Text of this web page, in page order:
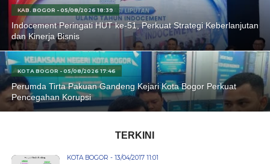
KAB. BOGOR - 05/08/2026 18:39
Indocement Peringati HUT ke-51, Perkuat Strategi Keberlanjutan
dan Kinerja Bisnis
KOTA BOGOR - 05/08/2026 17:46
Perumda Tirta Pakuan Gandeng Kejari Kota Bogor Perkuat
Pencegahan Korupsi
TERKINI
KOTA BOGOR - 13/04/2017 11:01